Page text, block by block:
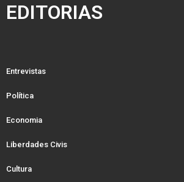
EDITORIAS
Entrevistas
Política
Economia
Liberdades Civis
Cultura